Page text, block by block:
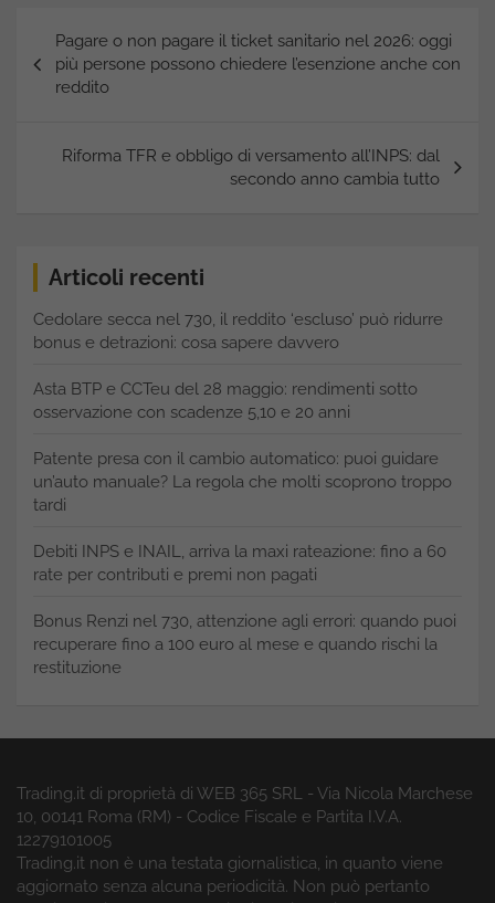
articoli
Pagare o non pagare il ticket sanitario nel 2026: oggi
più persone possono chiedere l’esenzione anche con
reddito
Riforma TFR e obbligo di versamento all’INPS: dal
secondo anno cambia tutto
Articoli recenti
Cedolare secca nel 730, il reddito ‘escluso’ può ridurre
bonus e detrazioni: cosa sapere davvero
Asta BTP e CCTeu del 28 maggio: rendimenti sotto
osservazione con scadenze 5,10 e 20 anni
Patente presa con il cambio automatico: puoi guidare
un’auto manuale? La regola che molti scoprono troppo
tardi
Debiti INPS e INAIL, arriva la maxi rateazione: fino a 60
rate per contributi e premi non pagati
Bonus Renzi nel 730, attenzione agli errori: quando puoi
recuperare fino a 100 euro al mese e quando rischi la
restituzione
Trading.it di proprietà di WEB 365 SRL - Via Nicola Marchese
10, 00141 Roma (RM) - Codice Fiscale e Partita I.V.A.
12279101005
Trading.it non è una testata giornalistica, in quanto viene
aggiornato senza alcuna periodicità. Non può pertanto